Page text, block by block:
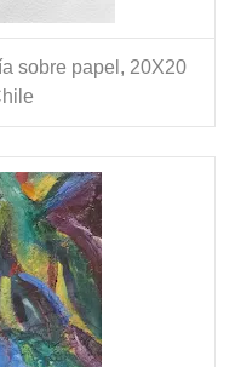
sobre papel, 20X20